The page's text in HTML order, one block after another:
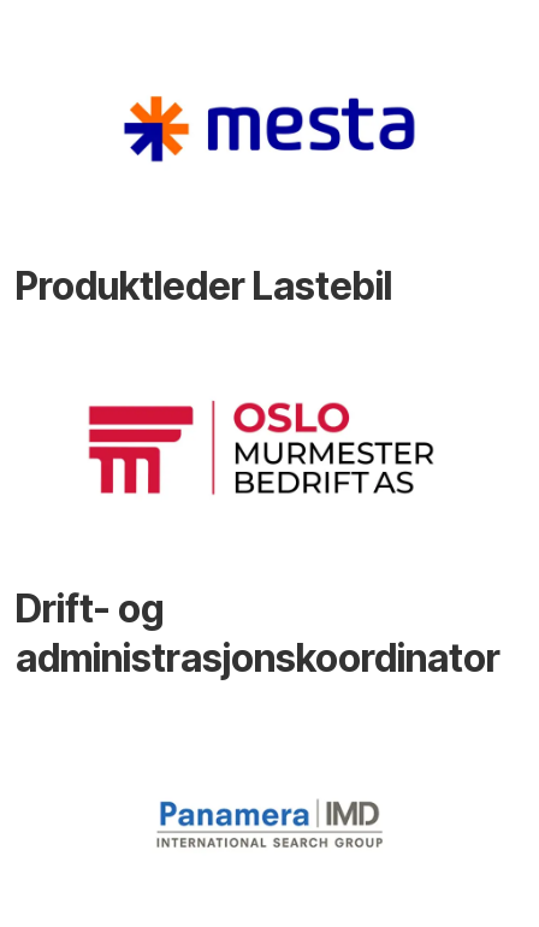
Produktleder Lastebil
Drift- og
administrasjonskoordinator